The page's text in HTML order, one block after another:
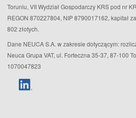
Toruniu, VII Wydział Gospodarczy KRS pod nr
REGON 870227804, NIP 8790017162, kapitał
802 złotych.
Dane NEUCA S.A. w zakresie dotyczącym:
Neuca Grupa VAT, ul. Forteczna 35-37, 87-100
1070047823